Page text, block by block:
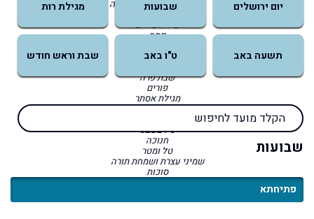
יום הזכרון לשואה ולגבורה
שביעי של פסח
שיר השירים
פסח
שבת הגדול
שבת פרה
פורים
מגילת אסתר
שבת זכור
ט״ו בשבט
חנוכה
טל ומטר
שמיני עצרת ושמחת תורה
סוכות
קהלת
שבת שובה
יום ירושלים שבועות מגילת רות
תשעה באב ט"ו באב שבת וראש חודש
שבועות
פתיחתא